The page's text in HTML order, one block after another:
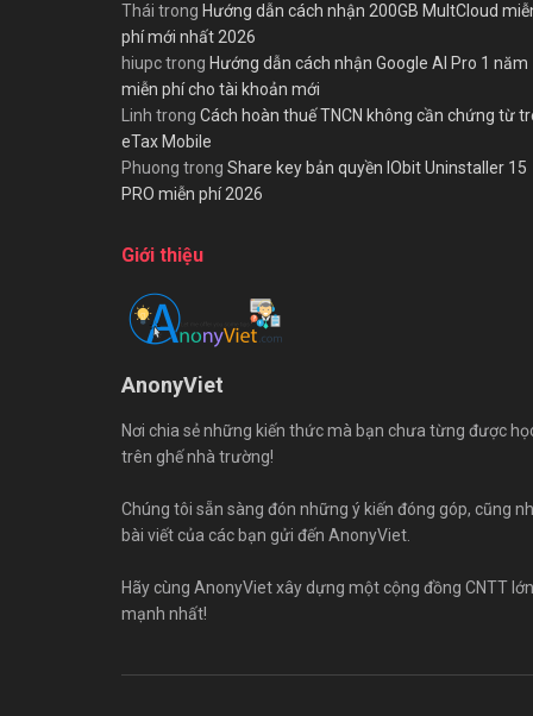
Thái trong Hướng dẫn cách nhận 200GB MultCloud
phí mới nhất 2026
hiupctrong Hướng dẫn cách nhận Google AI Pro 1 năm
miễn phí cho tài khoản mới
Linh trong Cách hoàn thuế TNCN không cần chứng từ
eTax Mobile
Phuong trong Share key bản quyền IObit Uninstaller 15
PRO miễn phí 2026
Giới thiệu
AnonyViet
Nơi chia sẻ những kiến thức mà bạn chưa từng được
trên ghế nhà trường!
Chúng tôi sẵn sàng đón những ý kiến đóng góp, cũng
bài viết của các bạn gửi đến AnonyViet.
Hãy cùng AnonyViet xây dựng một cộng đồng CNTT lớn
mạnh nhất!